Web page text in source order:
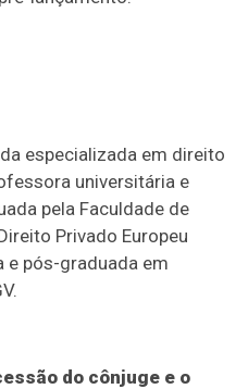
especializada em direito
universitária e
pela Faculdade de
Privado Europeu
e pós-graduada em
do cônjuge e o